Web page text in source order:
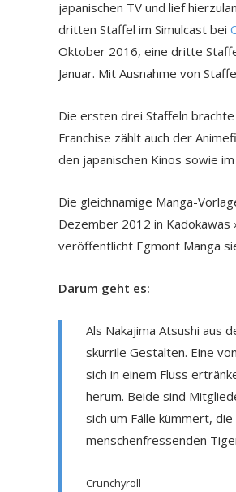
japanischen TV und lief
dritten Staffel im Simulcast bei
Oktober 2016, eine dritte
Januar. Mit Ausnahme von
Die ersten drei Staffeln brachte
Franchise zählt auch der
den japanischen Kinos sowie
Die gleichnamige Manga-
Dezember 2012 in Kadokawas
veröffentlicht Egmont Manga
Darum geht es:
Als Nakajima Atsushi aus
skurrile Gestalten. Eine
sich in einem Fluss
herum. Beide sind
sich um Fälle kümmert,
menschenfressenden
Crunchyroll